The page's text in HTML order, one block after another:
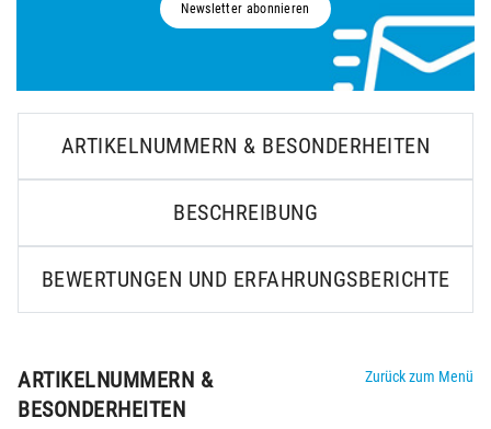
Newsletter abonnieren
ARTIKELNUMMERN & BESONDERHEITEN
BESCHREIBUNG
BEWERTUNGEN UND ERFAHRUNGSBERICHTE
ARTIKELNUMMERN &
BESONDERHEITEN
Zurück zum Menü